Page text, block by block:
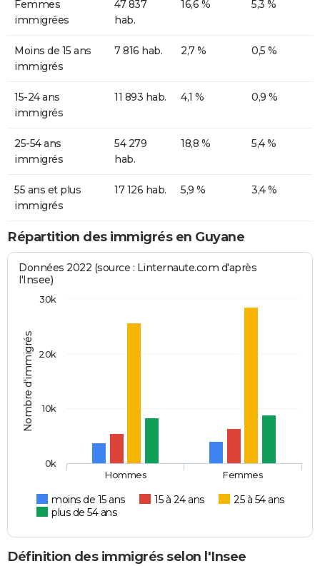
Femmes
immigrées
47 837
hab.
16,6 % 5,3 %
Moins de 15 ans
immigrés
7 816 hab. 2,7 % 0,5 %
15-24 ans
immigrés
11 893 hab. 4,1 % 0,9 %
25-54 ans
immigrés
54 279
hab.
18,8 % 5,4 %
55 ans et plus
immigrés
17 126 hab. 5,9 % 3,4 %
Répartition des immigrés en Guyane
Nombre d'immigrés
Données 2022 (source : Linternaute.com d'après
l'Insee)
moins de 15 ans 15 à 24 ans
25 à 54 ans
plus de 54 ans
Hommes Femmes
0k
10k
20k
30k
Définition des immigrés selon l'Insee